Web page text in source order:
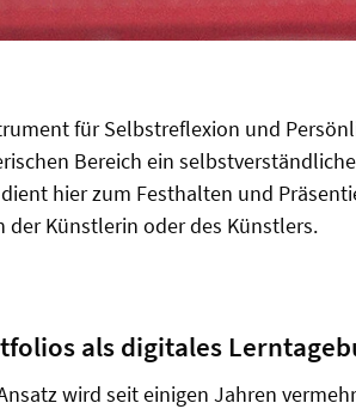
für Selbstreflexion und
Bereich ein
hier zum Festhalten und
der Künstlerin oder des Künstlers.
als digitales
wird seit einigen Jahren